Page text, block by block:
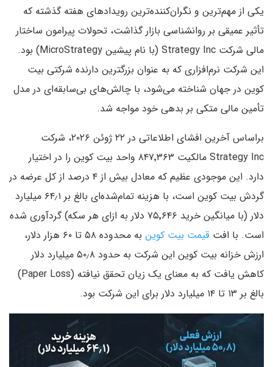
یکی از مهم‌ترین و نگران‌کننده‌ترین رویدادهای هفته گذشته که
تأثیر عمیقی بر روانشناسی بازار گذاشت، تحولات پیرامون ساختار
مالی شرکت Strategy Inc (با نام پیشین MicroStrategy) بود.
این شرکت نرم‌افزاری که به عنوان بزرگترین دارنده شرکتی بیت
کوین در جهان شناخته می‌شود، با چالش‌های بی‌سابقه‌ای در مدل
تأمین مالی متکی بر بدهی خود مواجه شد.
براساس آخرین افشای اطلاعاتی در ۲۲ ژوئن ۲۰۲۶، شرکت
Strategy Inc مالکیت ۸۴۷٬۳۶۳ واحد بیت کوین را در اختیار
دارد. این موجودی عظیم که معادل بیش از ۴ درصد از کل عرضه در
گردش بیت کوین است، با هزینه تمام‌شده‌ای بالغ بر ۶۴٫۱ میلیارد
دلار (با میانگین خرید ۷۵٬۶۴۶ دلار به ازای هر سکه) گردآوری شده
است. با افت قیمت بیت کوین
به محدوده ۵۸ تا ۶۰ هزار دلار،
ارزش خزانه بیت کوین این شرکت به حدود ۵۰٫۸ میلیارد دلار
کاهش یافت که به معنای یک زیان تحقق نیافته (Paper Loss)
بالغ بر ۱۳ تا ۱۴ میلیارد دلار برای این شرکت بود.